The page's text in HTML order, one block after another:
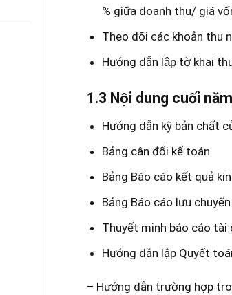
% giữa doanh thu/ giá
Theo dõi các khoản thu
Hướng dẫn lập tờ khai
1.3 Nội dung cuối năm
Hướng dẫn kỹ bản chất
Bảng cân đối kế toán
Bảng Báo cáo kết quả
Bảng Báo cáo lưu
Thuyết minh báo cáo
Hướng dẫn lập Quyết
– Hướng dẫn trường hợp